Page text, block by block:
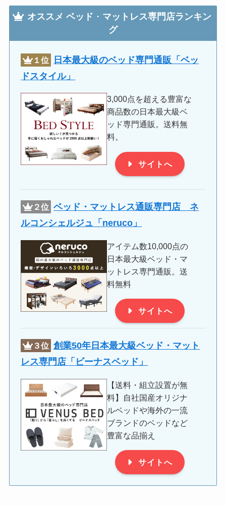
オススメ ベッド ・ マットレス専門店ランキン
グ
１位
日本最大級のベッド専門通販「ベッ
ドスタイル」
3,000点を超える豊富な
商品数の日本最大級ベ
ッド専門通販。送料無
料。
サイトへ
２位 ベッド・マットレス通販専門店 ネ
ルコンシェルジュ「 neruco 」
アイテム数10,000点の
日本最大級ベッド・マ
ットレス専門通販。送
料無料
サイトへ
３位 創業50年日本最大級ベッド・マット
レス専門店「ビーナスベッド」
【送料・組立設置が無
料】自社国産オリジナ
ルベッドや海外の一流
ブランドのベッドなど
豊富な品揃え
サイトへ